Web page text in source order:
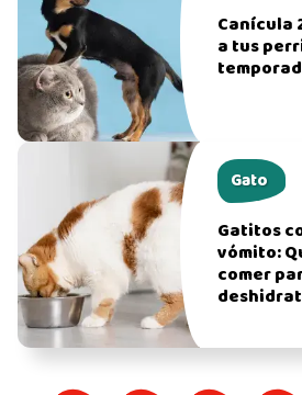
Canícula
a tus
Gato
Gatitos
vómito:
comer